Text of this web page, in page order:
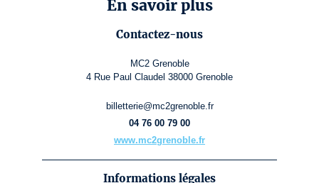
En savoir plus
Contactez-nous
MC2 Grenoble
4 Rue Paul Claudel 38000 Grenoble
billetterie@mc2grenoble.fr
04 76 00 79 00
www.mc2grenoble.fr
Informations légales